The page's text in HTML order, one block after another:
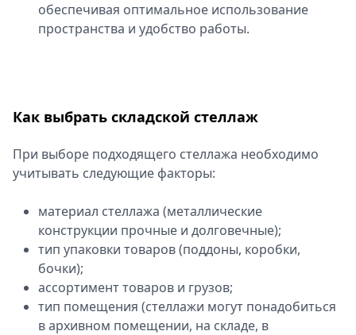
обеспечивая оптимальное использование
пространства и удобство работы.
Как выбрать складской стеллаж
При выборе подходящего стеллажа необходимо
учитывать следующие факторы:
материал стеллажа (металлические
конструкции прочные и долговечные);
тип упаковки товаров (поддоны, коробки,
бочки);
ассортимент товаров и грузов;
тип помещения (стеллажи могут понадобиться
в архивном помещении, на складе, в